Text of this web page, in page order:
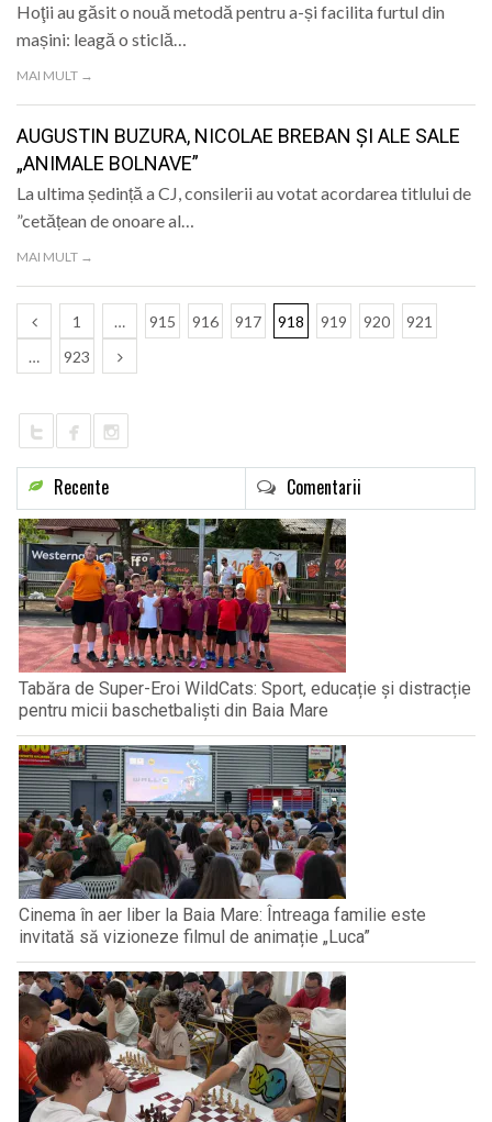
Hoţii au găsit o nouă metodă pentru a-și facilita furtul din
mașini: leagă o sticlă…
MAI MULT →
AUGUSTIN BUZURA, NICOLAE BREBAN ȘI ALE SALE
„ANIMALE BOLNAVE”
La ultima ședință a CJ, consilerii au votat acordarea titlului de
”cetățean de onoare al…
MAI MULT →
1 … 915 916 917 918 919 920
921
…
923
Recente Comentarii
Tabăra de Super-Eroi WildCats: Sport, educație și distracție
pentru micii baschetbaliști din Baia Mare
Cinema în aer liber la Baia Mare: Întreaga familie este
invitată să vizioneze filmul de animație „Luca”